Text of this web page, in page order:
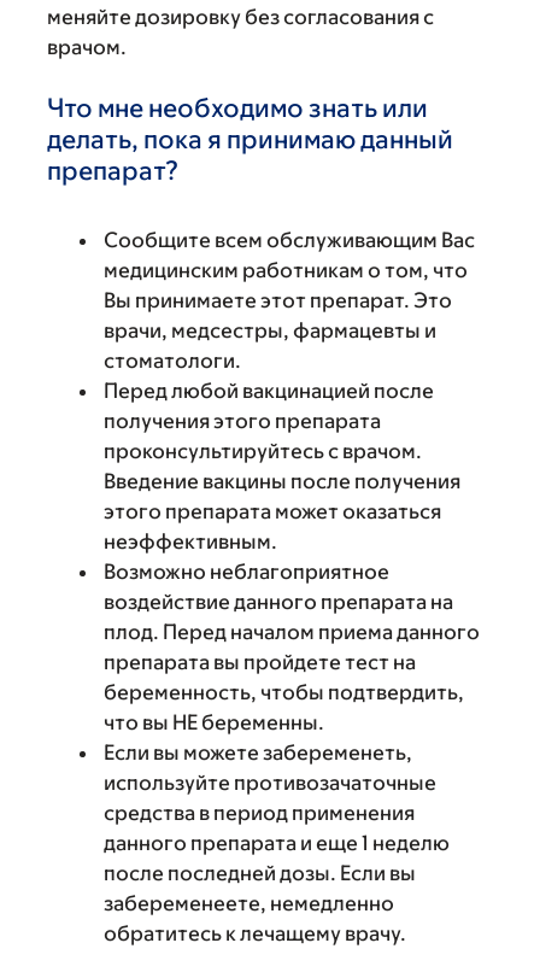
меняйте дозировку без согласования с
врачом.
Что мне необходимо знать или
делать, пока я принимаю данный
препарат?
Сообщите всем обслуживающим Вас
медицинским работникам о том, что
Вы принимаете этот препарат. Это
врачи, медсестры, фармацевты и
стоматологи.
Перед любой вакцинацией после
получения этого препарата
проконсультируйтесь с врачом.
Введение вакцины после получения
этого препарата может оказаться
неэффективным.
Возможно неблагоприятное
воздействие данного препарата на
плод. Перед началом приема данного
препарата вы пройдете тест на
беременность, чтобы подтвердить,
что вы НЕ беременны.
Если вы можете забеременеть,
используйте противозачаточные
средства в период применения
данного препарата и еще 1 неделю
после последней дозы. Если вы
забеременеете, немедленно
обратитесь к лечащему врачу.